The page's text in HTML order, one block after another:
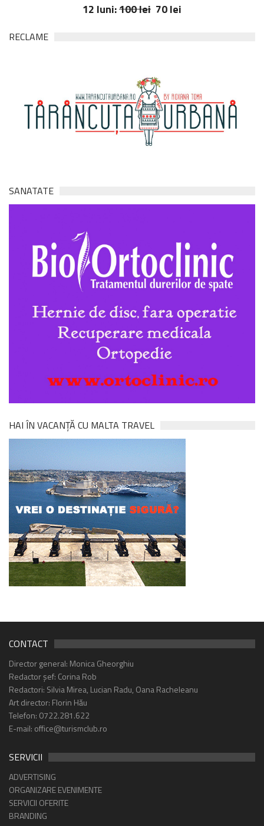
12 luni:100 lei 70 lei
RECLAME
SANATATE
HAI ÎN VACANȚĂ CU MALTA TRAVEL
CONTACT
Director general: Monica Gheorghiu
Redactor șef: Corina Rob
Redactori: Silvia Mirea, Lucian Radu, Oana Racheleanu
Art director: Florin Hău
Telefon: 0722.281.622
E-mail: office@turismclub.ro
SERVICII
ADVERTISING
ORGANIZARE EVENIMENTE
SERVICII OFERITE
BRANDING